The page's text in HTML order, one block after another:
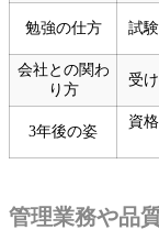
勉強の仕方 試
会社との関わ
り方
受
3年後の姿
資
管理業務や品